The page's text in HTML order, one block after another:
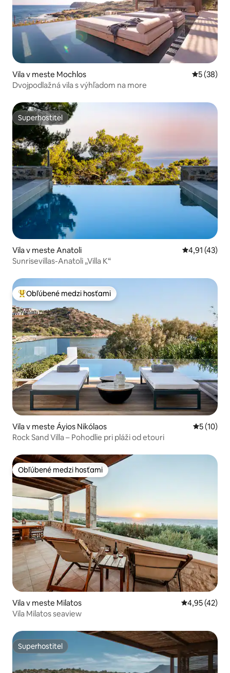
Vila v meste Mochlos
5 (38)
Dvojpodlažná vila s výhľadom na more
Superhostiteľ
Superhostiteľ
Vila v meste Anatoli Priemerné
4,91 (43)
Sunrisevillas-Anatoli „Villa K“
Najobľúbenejšie medzi hosťami
Obľúbené medzi hosťami
Vila v meste Áyios Nikólaos
5 (10)
Rock Sand Villa – Pohodlie pri pláži od etouri
Obľúbené medzi hosťami
Obľúbené medzi hosťami
Vila v meste Milatos Priemerné
4,95 (42)
Vila Milatos seaview
Superhostiteľ
Superhostiteľ